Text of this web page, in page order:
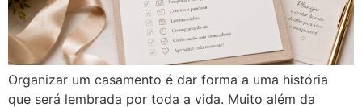
Organizar um casamento é dar forma a uma história
que será lembrada por toda a vida. Muito além da